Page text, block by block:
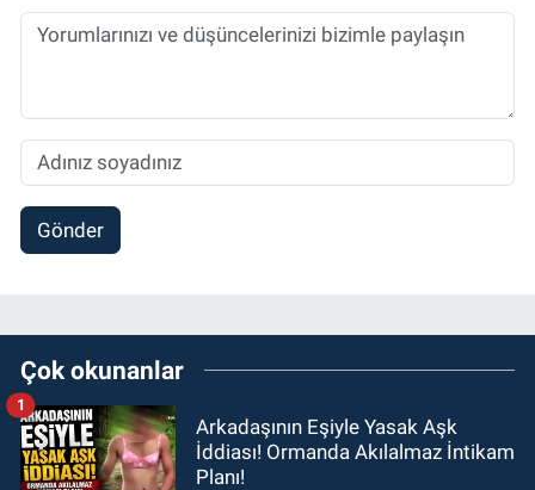
Gönder
Çok okunanlar
Arkadaşının Eşiyle Yasak Aşk
İddiası! Ormanda Akılalmaz İntikam
Planı!
1